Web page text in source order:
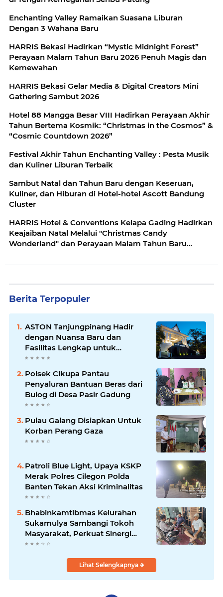
Enchanting Valley Ramaikan Suasana Liburan
Dengan 3 Wahana Baru
HARRIS Bekasi Hadirkan “Mystic Midnight Forest”
Perayaan Malam Tahun Baru 2026 Penuh Magis dan
Kemewahan
HARRIS Bekasi Gelar Media & Digital Creators Mini
Gathering Sambut 2026
Hotel 88 Mangga Besar VIII Hadirkan Perayaan Akhir
Tahun Bertema Kosmik: “Christmas in the Cosmos” &
“Cosmic Countdown 2026”
Festival Akhir Tahun Enchanting Valley : Pesta Musik
dan Kuliner Liburan Terbaik
Sambut Natal dan Tahun Baru dengan Keseruan,
Kuliner, dan Hiburan di Hotel-hotel Ascott Bandung
Cluster
HARRIS Hotel & Conventions Kelapa Gading Hadirkan
Keajaiban Natal Melalui "Christmas Candy
Wonderland" dan Perayaan Malam Tahun Baru
Berita Terpopuler
ASTON Tanjungpinang Hadir
dengan Nuansa Baru dan
Fasilitas Lengkap untuk
Kenyamanan Tamu
Polsek Cikupa Pantau
Penyaluran Bantuan Beras dari
Bulog di Desa Pasir Gadung
Pulau Galang Disiapkan Untuk
Korban Perang Gaza
Patroli Blue Light, Upaya KSKP
Merak Polres Cilegon Polda
Banten Tekan Aksi Kriminalitas
Bhabinkamtibmas Kelurahan
Sukamulya Sambangi Tokoh
Masyarakat, Perkuat Sinergi
Jaga Kamtibmas
Lihat Selengkapnya